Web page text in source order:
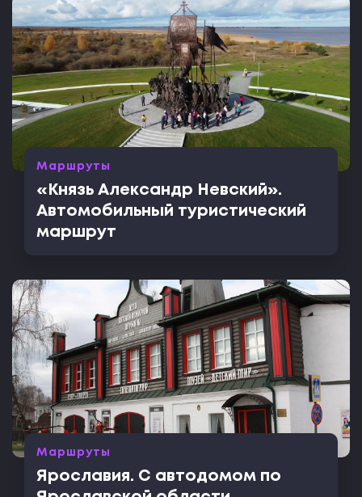
Маршруты
«Князь Александр Невский».
Автомобильный туристический
маршрут
Маршруты
Ярославия. С автодомом по